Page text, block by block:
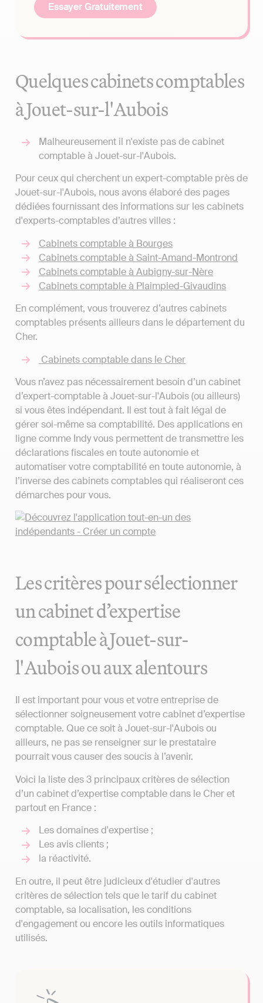
Essayer Gratuitement
Quelques cabinets comptables
à Jouet-sur-l'Aubois
Malheureusement il n'existe pas de cabinet
comptable à Jouet-sur-l'Aubois.
Pour ceux qui cherchent un expert-comptable près de
Jouet-sur-l'Aubois, nous avons élaboré des pages
dédiées fournissant des informations sur les cabinets
d'experts-comptables d’autres villes :
Cabinets comptable à Bourges
Cabinets comptable à Saint-Amand-Montrond
Cabinets comptable à Aubigny-sur-Nère
Cabinets comptable à Plaimpied-Givaudins
En complément, vous trouverez d’autres cabinets
comptables présents ailleurs dans le département du
Cher.
Cabinets comptable dans le Cher
Vous n’avez pas nécessairement besoin d’un cabinet
d’expert-comptable à Jouet-sur-l'Aubois (ou ailleurs)
si vous êtes indépendant. Il est tout à fait légal de
gérer soi-même sa comptabilité. Des applications en
ligne comme Indy vous permettent de transmettre les
déclarations fiscales en toute autonomie et
automatiser votre comptabilité en toute autonomie, à
l’inverse des cabinets comptables qui réaliseront ces
démarches pour vous.
Les critères pour sélectionner
un cabinet d’expertise
comptable à Jouet-sur-
l'Aubois ou aux alentours
Il est important pour vous et votre entreprise de
sélectionner soigneusement votre cabinet d’expertise
comptable. Que ce soit à Jouet-sur-l'Aubois ou
ailleurs, ne pas se renseigner sur le prestataire
pourrait vous causer des soucis à l’avenir.
Voici la liste des 3 principaux critères de sélection
d’un cabinet d’expertise comptable dans le Cher et
partout en France :
Les domaines d'expertise ;
Les avis clients ;
la réactivité.
En outre, il peut être judicieux d'étudier d'autres
critères de sélection tels que le tarif du cabinet
comptable, sa localisation, les conditions
d'engagement ou encore les outils informatiques
utilisés.